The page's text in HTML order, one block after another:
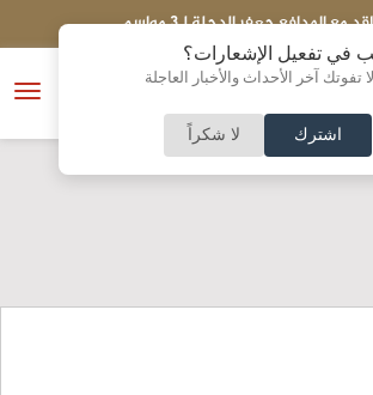
في تفعيل الإشعارات؟
تفوتك آخر الأحداث والأخبار العاجلة
اشترك لا شكراً
الدحلة لـ3 مواسم
الأميرة
الطائرة
فتح
و رئيس التحرير
النسخة الكاملة